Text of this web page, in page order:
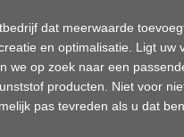
dat meerwaarde
en optimalisatie. Ligt uw
we op zoek naar een
producten. Niet voor
pas tevreden als u dat